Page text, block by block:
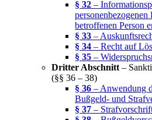
§ 32 –
betroffenen Person
§ 33 –
§ 34 – Recht auf
§ 35 –
Dritter Abschnitt –
(§§ 36 – 38)
§ 36 – Anwendung
Bußgeld- und
§ 37 –